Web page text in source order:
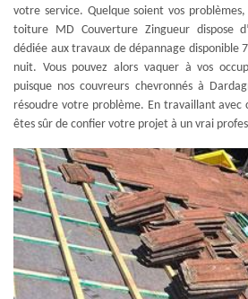
votre service. Quelque soient vos
toiture MD Couverture Zingueur dispose
dédiée aux travaux de dépannage disponible
nuit. Vous pouvez alors vaquer à vos
puisque nos couvreurs chevronnés à
résoudre votre problème. En travaillant avec
êtes sûr de confier votre projet à un vrai